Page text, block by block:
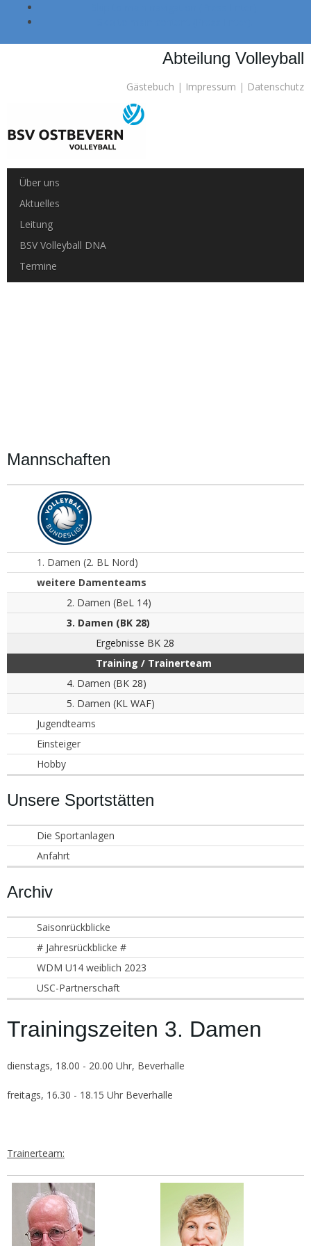
Abteilung Volleyball
Gästebuch | Impressum | Datenschutz
Über uns
Aktuelles
Leitung
BSV Volleyball DNA
Termine
Mannschaften
1. Damen (2. BL Nord)
weitere Damenteams
2. Damen (BeL 14)
3. Damen (BK 28)
Ergebnisse BK 28
Training / Trainerteam
4. Damen (BK 28)
5. Damen (KL WAF)
Jugendteams
Einsteiger
Hobby
Unsere Sportstätten
Die Sportanlagen
Anfahrt
Archiv
Saisonrückblicke
# Jahresrückblicke #
WDM U14 weiblich 2023
USC-Partnerschaft
Trainingszeiten 3. Damen
dienstags, 18.00 - 20.00 Uhr, Beverhalle
freitags, 16.30 - 18.15 Uhr Beverhalle
Trainerteam: